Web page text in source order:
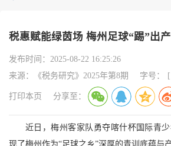
税惠赋能绿茵场 梅州足球“踢”出
发布时间： 2025-08-22 16:25:26
来源：
《税务研究》2025年第8期 字号： [
打印本页 分享至：
近日，梅州客家队勇夺喀什杯国际青
现了梅州作为“足球之乡”深厚的青训底蕴与